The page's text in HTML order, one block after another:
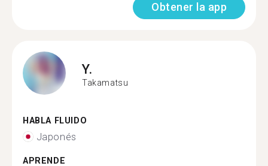
Obtener la app
Y.
Takamatsu
HABLA FLUIDO
Japonés
APRENDE